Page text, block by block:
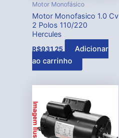
Motor Monofásico
Motor Monofasico 1.0 Cv
2 Polos 110/220
Hercules
R$931,25
Adicionar
ao carrinho